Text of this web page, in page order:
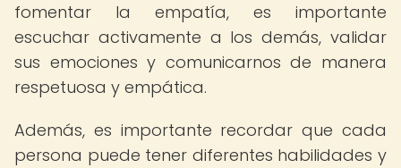
fomentar la empatía, es importante
escuchar activamente a los demás, validar
sus emociones y comunicarnos de manera
respetuosa y empática.
Además, es importante recordar que cada
persona puede tener diferentes habilidades y